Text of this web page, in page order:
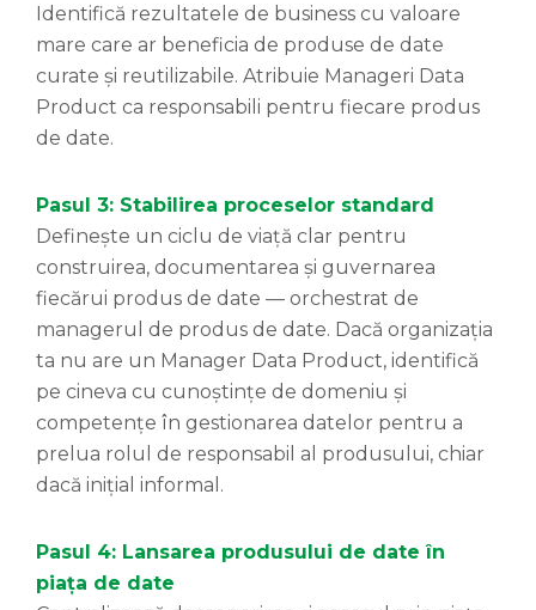
Identifică rezultatele de business cu valoare
mare care ar beneficia de produse de date
curate și reutilizabile. Atribuie Manageri Data
Product ca responsabili pentru fiecare produs
de date.
Pasul 3: Stabilirea proceselor standard
Definește un ciclu de viață clar pentru
construirea, documentarea și guvernarea
fiecărui produs de date — orchestrat de
managerul de produs de date. Dacă organizația
ta nu are un Manager Data Product, identifică
pe cineva cu cunoștințe de domeniu și
competențe în gestionarea datelor pentru a
prelua rolul de responsabil al produsului, chiar
dacă inițial informal.
Pasul 4: Lansarea produsului de date în
piața de date